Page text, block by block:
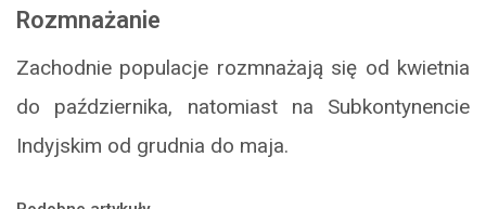
Rozmnażanie
Zachodnie populacje rozmnażają się od kwietnia
do października, natomiast na Subkontynencie
Indyjskim od grudnia do maja.